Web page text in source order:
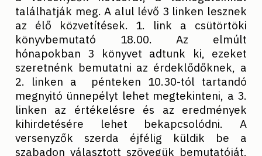
találhatják meg. A alul lévő 3 linken lesznek
az élő közvetítések. 1. link a csütörtöki
könyvbemutató 18.00. Az elmúlt
hónapokban 3 könyvet adtunk ki, ezeket
szeretnénk bemutatni az érdeklődőknek, a
2. linken a pénteken 10.30-tól tartandó
megnyitó ünnepélyt lehet megtekinteni, a 3.
linken az értékelésre és az eredmények
kihirdetésére lehet bekapcsolódni. A
versenyzők szerda éjfélig küldik be a
szabadon választott szövegük bemutatóját,